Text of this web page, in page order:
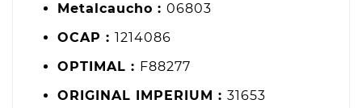
Metalcaucho : 06803
OCAP : 1214086
OPTIMAL : F88277
ORIGINAL IMPERIUM : 31653